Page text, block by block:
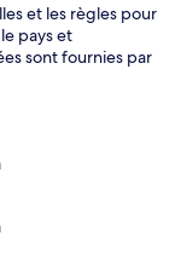
et les règles pour
pays et
sont fournies par